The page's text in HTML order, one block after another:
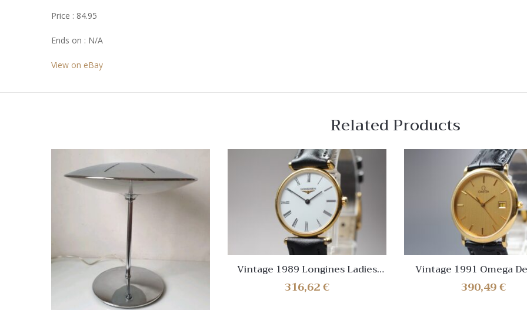
Price : 84.95
Ends on : N/A
View on eBay
Related Products
Vintage 1989 Longines Ladies
L4.135.2 La Grande Classique
White Dial [Near Mint]
316,62€
Vintage 1991 Omega
Cal.1430 Ref.196.0312.1
Watch [Near Mint]
390,49€